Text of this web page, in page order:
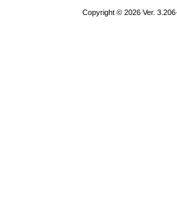
Copyright © 2026 Ver. 3.206·